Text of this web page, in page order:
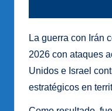
La guerra con Irán
2026 con ataques
Unidos e Israel
estratégicos en